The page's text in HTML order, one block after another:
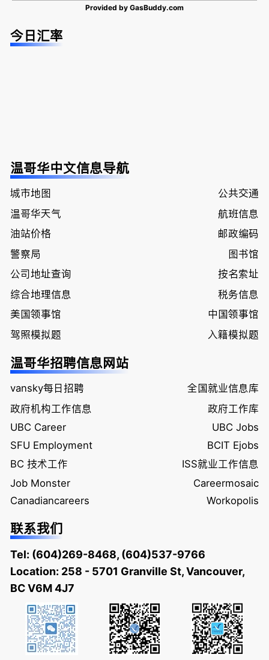
Provided by GasBuddy.com
今日汇率
温哥华中文信息导航
城市地图
公共交通
温哥华天气
航班信息
油站价格
邮政编码
警察局
图书馆
公司地址查询
按名索址
综合地理信息
税务信息
美国领事馆
中国领事馆
驾照模拟题
入籍模拟题
温哥华招聘信息网站
vansky每日招聘
全国就业信息库
政府机构工作信息
政府工作库
UBC Career
UBC Jobs
SFU Employment
BCIT Ejobs
BC 技术工作
ISS就业工作信息
Job Monster
Careermosaic
Canadiancareers
Workopolis
联系我们
Tel: (604)269-8468, (604)537-9766
Location: 258 - 5701 Granville St, Vancouver,
BC V6M 4J7